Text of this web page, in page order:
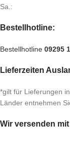
Sa.:
Bestellhotline:
Bestellhotline 09295
Lieferzeiten
*gilt für Lieferungen
Länder entnehmen
Wir versenden mit